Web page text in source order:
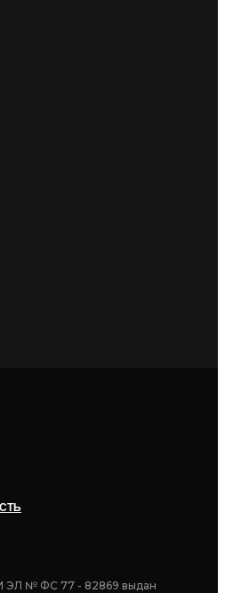
ЭЛ № ФС 77 - 82869 выдан